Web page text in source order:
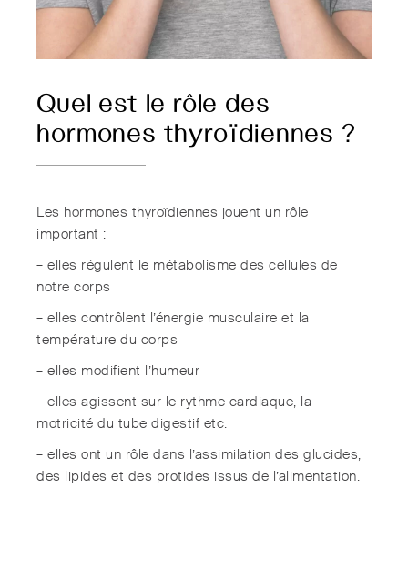
Quel est le rôle des
hormones thyroïdiennes ?
Les hormones thyroïdiennes jouent un rôle
important :
– elles régulent le métabolisme des cellules de
notre corps
– elles contrôlent l’énergie musculaire et la
température du corps
– elles modifient l’humeur
– elles agissent sur le rythme cardiaque, la
motricité du tube digestif etc.
– elles ont un rôle dans l’assimilation des glucides,
des lipides et des protides issus de l’alimentation.